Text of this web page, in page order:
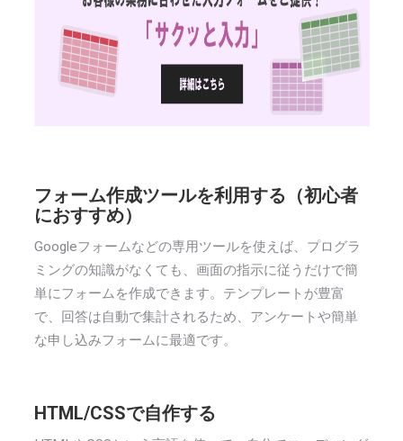
フォーム作成ツールを利用する（初心者
におすすめ）
Googleフォームなどの専用ツールを使えば、プログラ
ミングの知識がなくても、画面の指示に従うだけで簡
単にフォームを作成できます。テンプレートが豊富
で、回答は自動で集計されるため、アンケートや簡単
な申し込みフォームに最適です。
HTML/CSSで自作する